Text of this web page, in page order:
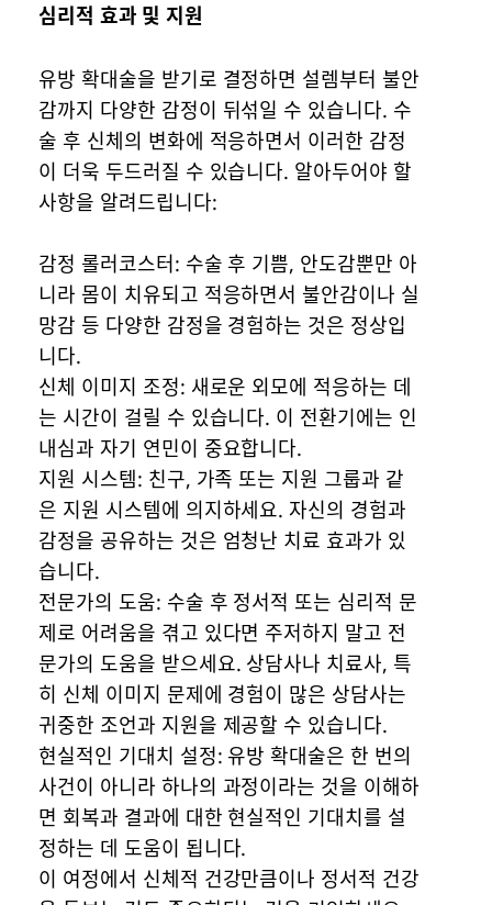
심리적 효과 및 지원
유방 확대술을 받기로 결정하면 설렘부터 불안
감까지 다양한 감정이 뒤섞일 수 있습니다. 수
술 후 신체의 변화에 적응하면서 이러한 감정
이 더욱 두드러질 수 있습니다. 알아두어야 할
사항을 알려드립니다:
감정 롤러코스터: 수술 후 기쁨, 안도감뿐만 아
니라 몸이 치유되고 적응하면서 불안감이나 실
망감 등 다양한 감정을 경험하는 것은 정상입
니다.
신체 이미지 조정: 새로운 외모에 적응하는 데
는 시간이 걸릴 수 있습니다. 이 전환기에는 인
내심과 자기 연민이 중요합니다.
지원 시스템: 친구, 가족 또는 지원 그룹과 같
은 지원 시스템에 의지하세요. 자신의 경험과
감정을 공유하는 것은 엄청난 치료 효과가 있
습니다.
전문가의 도움: 수술 후 정서적 또는 심리적 문
제로 어려움을 겪고 있다면 주저하지 말고 전
문가의 도움을 받으세요. 상담사나 치료사, 특
히 신체 이미지 문제에 경험이 많은 상담사는
귀중한 조언과 지원을 제공할 수 있습니다.
현실적인 기대치 설정: 유방 확대술은 한 번의
사건이 아니라 하나의 과정이라는 것을 이해하
면 회복과 결과에 대한 현실적인 기대치를 설
정하는 데 도움이 됩니다.
이 여정에서 신체적 건강만큼이나 정서적 건강